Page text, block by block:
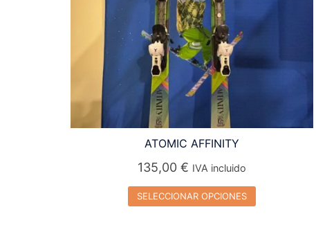
ATOMIC AFFINITY
135,00€ IVA incluido
SELECCIONAR OPCIONES